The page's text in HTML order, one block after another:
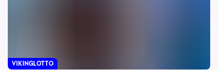
VIKINGLOTTO